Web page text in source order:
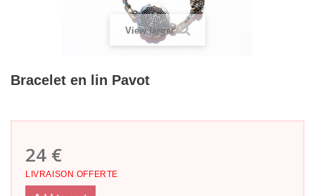
View larger
Bracelet en lin Pavot
24 €
LIVRAISON OFFERTE